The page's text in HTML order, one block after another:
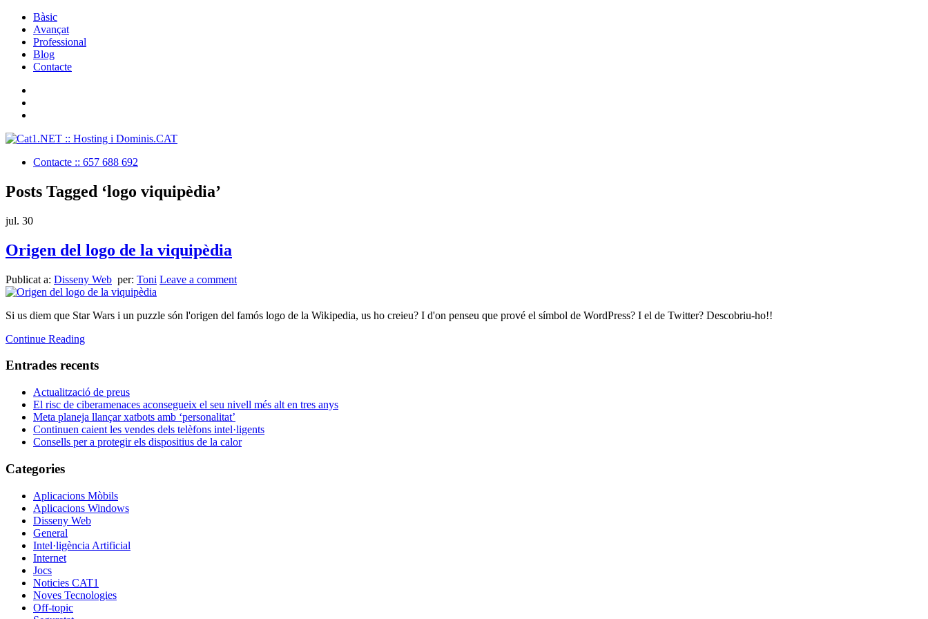
Bàsic
Avançat
Professional
Blog
Contacte
Contacte :: 657 688 692
Posts Tagged ‘logo viquipèdia’
jul. 30
Origen del logo de la viquipèdia
Publicat a: Disseny Web per: Toni Leave a comment
Si us diem que Star Wars i un puzzle són l'origen del famós logo de la Wikipedia, us ho creieu? I d'on penseu que prové el símbol de WordPress? I el de Twitter? Descobriu-ho!!
Continue Reading
Entrades recents
Actualització de preus
El risc de ciberamenaces aconsegueix el seu nivell més alt en tres anys
Meta planeja llançar xatbots amb ‘personalitat’
Continuen caient les vendes dels telèfons intel·ligents
Consells per a protegir els dispositius de la calor
Categories
Aplicacions Mòbils
Aplicacions Windows
Disseny Web
General
Intel·ligència Artificial
Internet
Jocs
Noticies CAT1
Noves Tecnologies
Off-topic